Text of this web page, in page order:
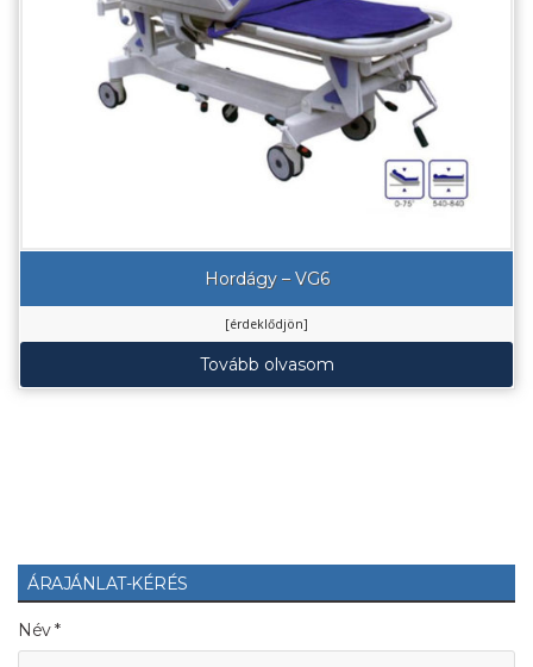
Hordágy – VG6
[érdeklődjön]
Tovább olvasom
ÁRAJÁNLAT-KÉRÉS
Név *